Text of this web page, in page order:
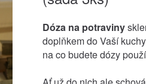
Dóza na potraviny
doplňkem do Vaší
na co budete dózy